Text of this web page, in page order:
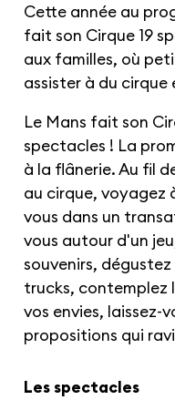
Cette année au
fait son Cirque 19
aux familles, où
assister à du
Le Mans fait son
spectacles ! La
à la flânerie. Au fil
au cirque, voyagez
vous dans un
vous autour d'un
souvenirs,
trucks, contemplez
vos envies, laissez-
propositions qui
Les spectacles